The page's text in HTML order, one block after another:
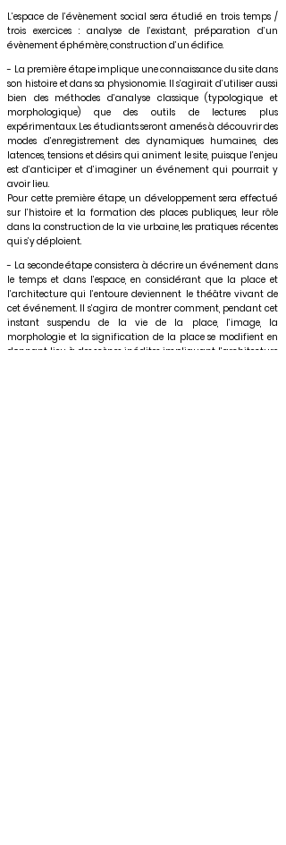
L’espace de l’évènement social sera étudié en trois temps /
trois exercices : analyse de l’existant, préparation d’un
évènement éphémère, construction d’un édifice.
- La première étape implique une connaissance du site dans
son histoire et dans sa physionomie. Il s’agirait d’utiliser aussi
bien des méthodes d’analyse classique (typologique et
morphologique) que des outils de lectures plus
expérimentaux. Les étudiants seront amenés à découvrir des
modes d’enregistrement des dynamiques humaines, des
latences, tensions et désirs qui animent le site, puisque l’enjeu
est d’anticiper et d’imaginer un événement qui pourrait y
avoir lieu.
Pour cette première étape, un développement sera effectué
sur l’histoire et la formation des places publiques, leur rôle
dans la construction de la vie urbaine, les pratiques récentes
qui s’y déploient.
- La seconde étape consistera à décrire un événement dans
le temps et dans l’espace, en considérant que la place et
l’architecture qui l’entoure deviennent le théâtre vivant de
cet événement. Il s’agira de montrer comment, pendant cet
instant suspendu de la vie de la place, l’image, la
morphologie et la signification de la place se modifient en
donnant lieu à des scènes inédites impliquant l’architecture